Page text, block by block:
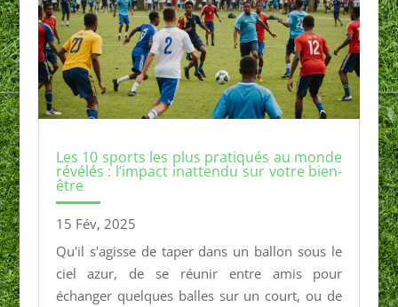
Les 10 sports les plus pratiqués au monde
révélés : l’impact inattendu sur votre bien-
être
15 Fév, 2025
Qu'il s'agisse de taper dans un ballon sous le
ciel azur, de se réunir entre amis pour
échanger quelques balles sur un court, ou de